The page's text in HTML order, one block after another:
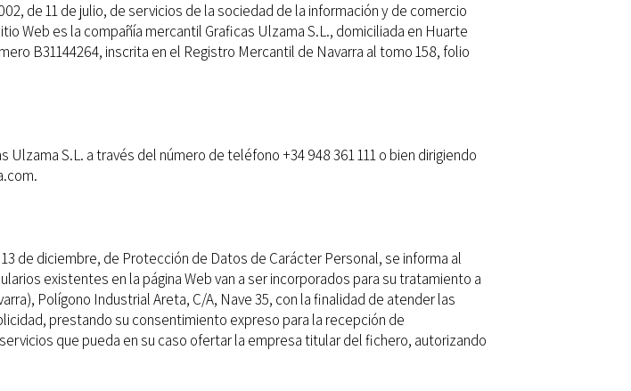
de 11 de julio, de servicios de la sociedad de la información y de comercio
Web es la compañía mercantil Graficas Ulzama S.L., domiciliada en Huarte
B31144264, inscrita en el Registro Mercantil de Navarra al tomo 158, folio
S.L. a través del número de teléfono +34 948 361 111 o bien dirigiendo
.
de diciembre, de Protección de Datos de Carácter Personal, se informa al
existentes en la página Web van a ser incorporados para su tratamiento a
Polígono Industrial Areta, C/A, Nave 35, con la finalidad de atender las
prestando su consentimiento expreso para la recepción de
que pueda en su caso ofertar la empresa titular del fichero, autorizando